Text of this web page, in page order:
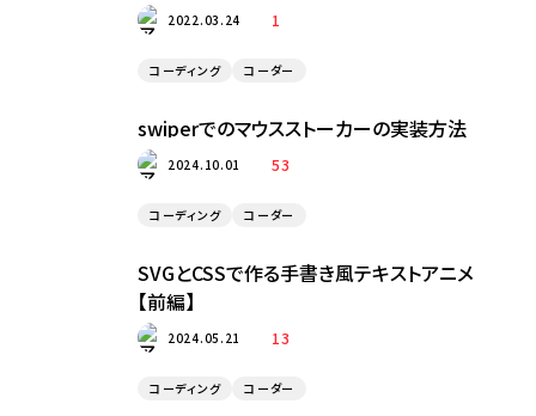
2022.03.24 1
コーディング コーダー
swiperでのマウスストーカーの実装方法
2024.10.01 53
コーディング コーダー
SVGとCSSで作る手書き風テキストアニメ
【前編】
2024.05.21 13
コーディング コーダー